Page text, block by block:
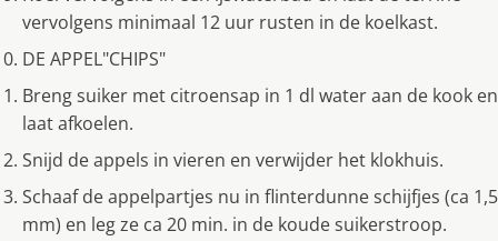
vervolgens minimaal 12 uur rusten in de koelkast.
DE APPEL"CHIPS"
Breng suiker met citroensap in 1 dl water aan de kook en
laat afkoelen.
Snijd de appels in vieren en verwijder het klokhuis.
Schaaf de appelpartjes nu in flinterdunne schijfjes (ca 1,5
mm) en leg ze ca 20 min. in de koude suikerstroop.